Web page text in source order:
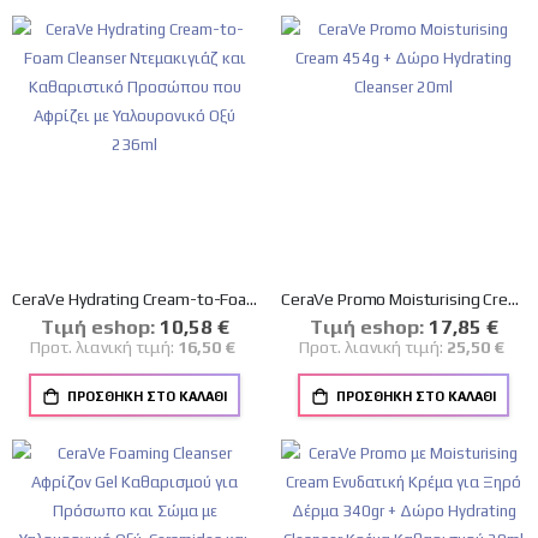
CeraVe Hydrating Cream-to-Foam Cleanser Ντεμακιγιάζ και Καθαριστικό Προσώπου που Αφρίζει με Υαλουρονικό Οξύ 236ml
Tιμή eshop: Ειδική
Τιμή
10,58 €
Προτ. λιανική τιμή: 16,50 €
ΠΡΟΣΘΉΚΗ ΣΤΟ ΚΑΛΆΘΙ
CeraVe Promo Moisturising Cream 454g + Δώρο Hydrating Cleanser 20ml
Tιμή eshop: Ειδική
Τιμή
17,85 €
Προτ. λιανική τιμή: 25,50 €
ΠΡΟΣΘΉΚΗ ΣΤΟ ΚΑΛΆΘΙ